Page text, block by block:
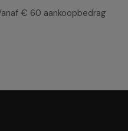
€ 60 aankoopbedrag